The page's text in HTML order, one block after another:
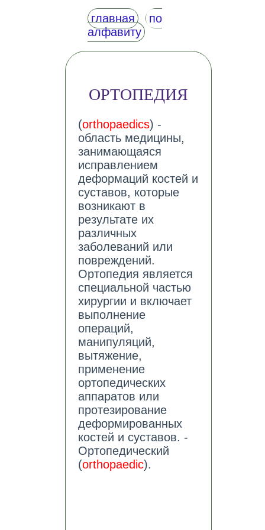
главная
по
алфавиту
ОРТОПЕДИЯ
(orthopaedics) -
область медицины,
занимающаяся
исправлением
деформаций костей и
суставов, которые
возникают в
результате их
различных
заболеваний или
повреждений.
Ортопедия является
специальной частью
хирургии и включает
выполнение
операций,
манипуляций,
вытяжение,
применение
ортопедических
аппаратов или
протезирование
деформированных
костей и суставов. -
Ортопедический
(orthopaedic).